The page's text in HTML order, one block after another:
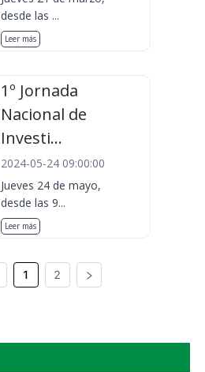
desde las ...
Leer más
1º Jornada
Nacional de
Investi...
2024-05-24 09:00:00
Jueves 24 de mayo,
desde las 9...
Leer más
1 2